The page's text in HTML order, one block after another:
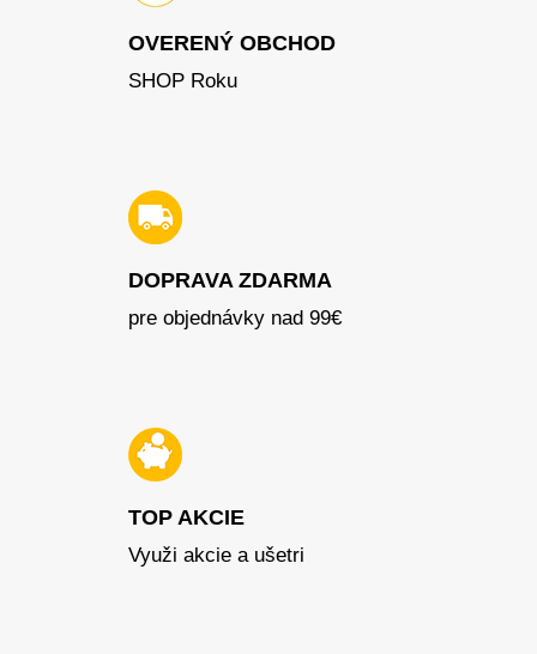
OVERENÝ OBCHOD
SHOP Roku
DOPRAVA ZDARMA
pre objednávky nad 99€
TOP AKCIE
Využi akcie a ušetri